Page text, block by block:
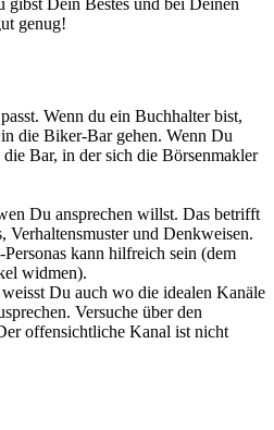
Dein Bestes und bei Deinen
genug!
Wenn du ein Buchhalter bist,
die Biker-Bar gehen. Wenn Du
Bar, in der sich die Börsenmakler
Du ansprechen willst. Das betrifft
und Denkweisen.
kann hilfreich sein (dem
widmen).
Du auch wo die idealen Kanäle
Versuche über den
offensichtliche Kanal ist nicht